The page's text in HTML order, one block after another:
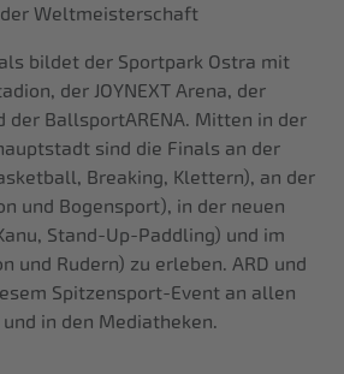
Weltmeisterschaft
bildet der Sportpark Ostra mit
der JOYNEXT Arena, der
der BallsportARENA. Mitten in der
sind die Finals an der
Breaking, Klettern), an der
und Bogensport), in der neuen
Stand-Up-Paddling) und im
und Rudern) zu erleben. ARD und
Spitzensport-Event an allen
in den Mediatheken.